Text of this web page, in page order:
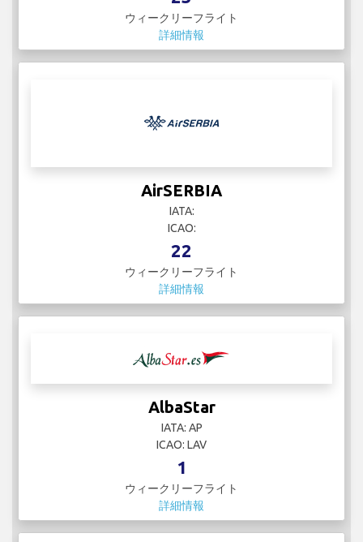
ウィークリーフライト
詳細情報
AirSERBIA
IATA:
ICAO:
22
ウィークリーフライト
詳細情報
AlbaStar
IATA: AP
ICAO: LAV
1
ウィークリーフライト
詳細情報